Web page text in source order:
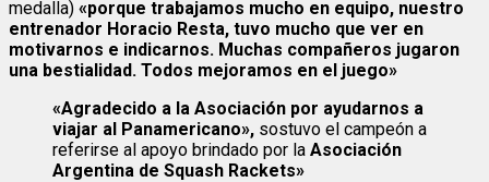
medalla) «porque trabajamos mucho en equipo, nuestro
entrenador Horacio Resta, tuvo mucho que ver en
motivarnos e indicarnos. Muchas compañeros jugaron
una bestialidad. Todos mejoramos en el juego»
«Agradecido a la Asociación por ayudarnos a
viajar al Panamericano», sostuvo el campeón a
referirse al apoyo brindado por la Asociación
Argentina de Squash Rackets»